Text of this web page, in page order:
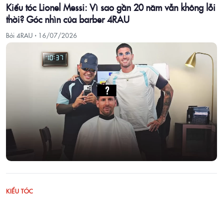
Kiểu tóc Lionel Messi: Vì sao gần 20 năm vẫn không lỗi
thời? Góc nhìn của barber 4RAU
Bởi 4RAU · 16/07/2026
KIỂU TÓC